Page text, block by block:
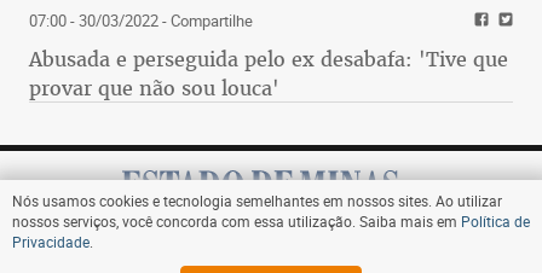
07:00 - 30/03/2022- Compartilhe
Abusada e perseguida pelo ex desabafa: 'Tive que
provar que não sou louca'
Assine
Nós usamos cookies e tecnologia semelhantes em nossos sites. Ao utilizar
nossos serviços, você concorda com essa utilização. Saiba mais em Política de
Privacidade